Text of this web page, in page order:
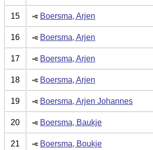
15 Boersma, Arjen
16 Boersma, Arjen
17 Boersma, Arjen
18 Boersma, Arjen
19 Boersma, Arjen Johannes
20 Boersma, Baukje
21 Boersma, Boukje